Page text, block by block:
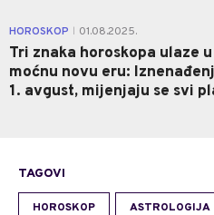
HOROSKOP 01.08.2025.
Tri znaka horoskopa ulaze u
moćnu novu eru:
1. avgust, mijenjaju se svi
TAGOVI
HOROSKOP ASTROLOGIJA